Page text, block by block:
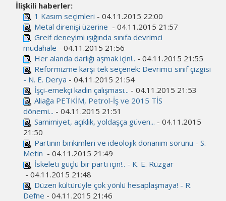
İlişkili haberler:
1 Kasım seçimleri - 04.11.2015 22:00
Metal direnişi üzerine - 04.11.2015 21:57
Greif deneyimi ışığında sınıfa devrimci
müdahale - 04.11.2015 21:56
Her alanda darlığı aşmak için!.. - 04.11.2015 21:55
Reformizme karşı tek seçenek: Devrimci sınıf çizgisi
- N. E. Derya - 04.11.2015 21:54
İşçi-emekçi kadın çalışması... - 04.11.2015 21:53
Aliağa PETKİM, Petrol-İş ve 2015 TİS
dönemi... - 04.11.2015 21:51
Samimiyet, açıklık, yoldaşça güven... - 04.11.2015
21:50
Partinin birikimleri ve ideolojik donanım sorunu - S.
Metin - 04.11.2015 21:49
İskeleti güçlü bir parti için!.. - K. E. Rüzgar
- 04.11.2015 21:48
Düzen kültürüyle çok yönlü hesaplaşmaya! - R.
Defne - 04.11.2015 21:46